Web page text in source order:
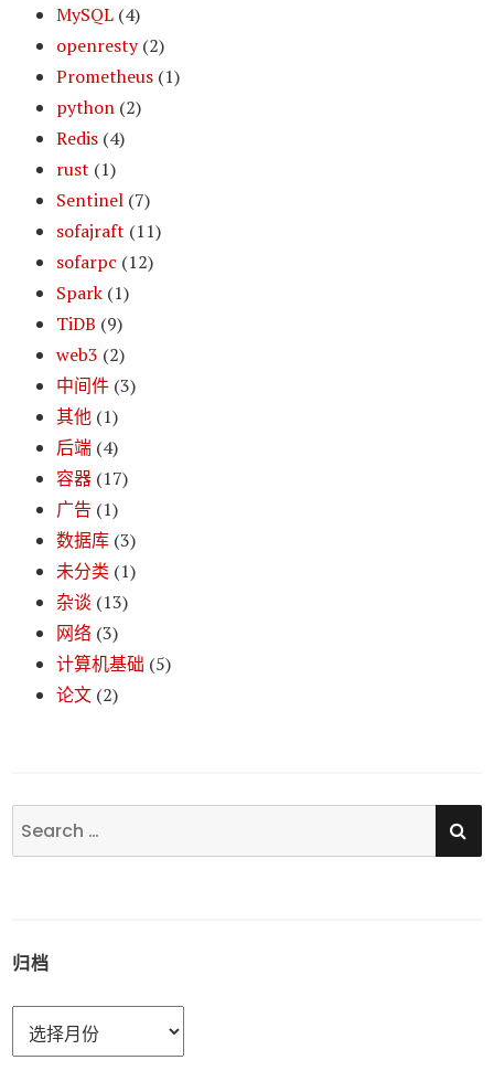
MySQL (4)
openresty(2)
Prometheus (1)
python (2)
Redis (4)
rust (1)
Sentinel (7)
sofajraft (11)
sofarpc (12)
Spark (1)
TiDB (9)
web3 (2)
中间件 (3)
其他 (1)
后端 (4)
容器 (17)
广告 (1)
数据库 (3)
未分类 (1)
杂谈 (13)
网络 (3)
计算机基础 (5)
论文 (2)
Search
for:
归档
档